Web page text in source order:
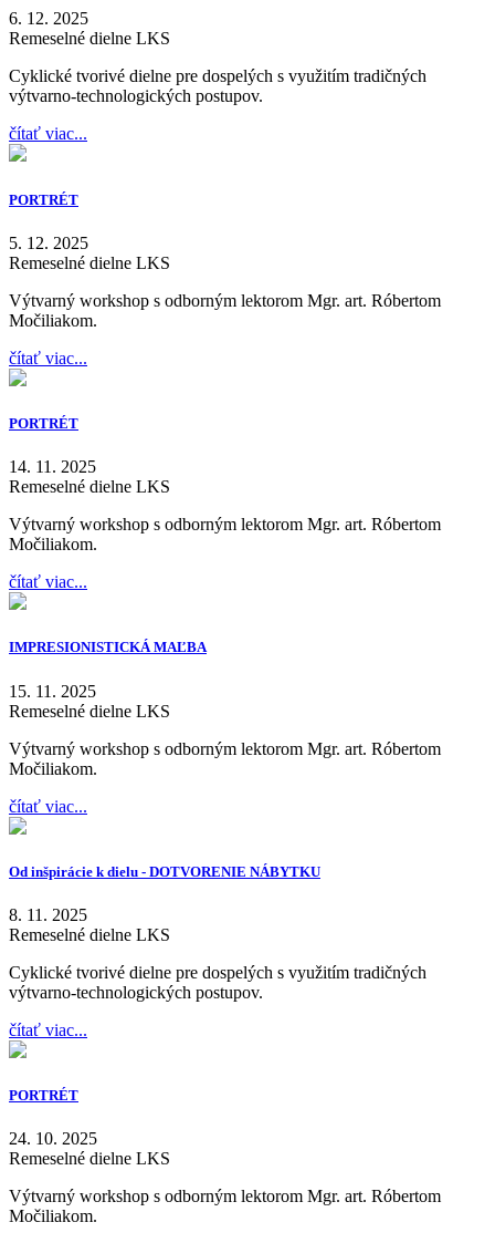
6. 12. 2025
Remeselné dielne LKS
Cyklické tvorivé dielne pre dospelých s využitím tradičných
výtvarno-technologických postupov.
čítať viac...
PORTRÉT
5. 12. 2025
Remeselné dielne LKS
Výtvarný workshop s odborným lektorom Mgr. art. Róbertom
Močiliakom.
čítať viac...
PORTRÉT
14. 11. 2025
Remeselné dielne LKS
Výtvarný workshop s odborným lektorom Mgr. art. Róbertom
Močiliakom.
čítať viac...
IMPRESIONISTICKÁ MAĽBA
15. 11. 2025
Remeselné dielne LKS
Výtvarný workshop s odborným lektorom Mgr. art. Róbertom
Močiliakom.
čítať viac...
Od inšpirácie k dielu - DOTVORENIE NÁBYTKU
8. 11. 2025
Remeselné dielne LKS
Cyklické tvorivé dielne pre dospelých s využitím tradičných
výtvarno-technologických postupov.
čítať viac...
PORTRÉT
24. 10. 2025
Remeselné dielne LKS
Výtvarný workshop s odborným lektorom Mgr. art. Róbertom
Močiliakom.